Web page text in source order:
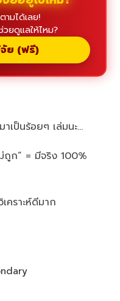
ามได้เลย!
วยดูแลให้ไหม?
จัย (ฟรี)
เป็นร้อยๆ เล่มนะ…
ถูก” = มีจริง 100%
คราะห์ดีมาก